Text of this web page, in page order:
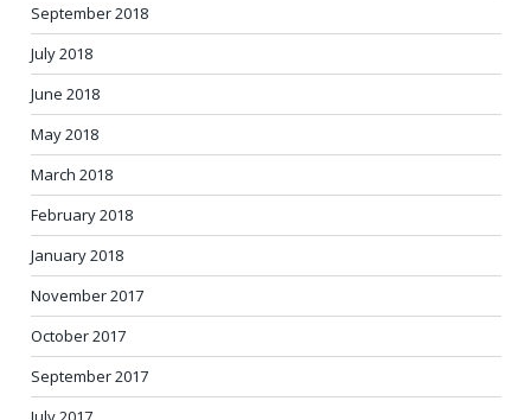
September 2018
July 2018
June 2018
May 2018
March 2018
February 2018
January 2018
November 2017
October 2017
September 2017